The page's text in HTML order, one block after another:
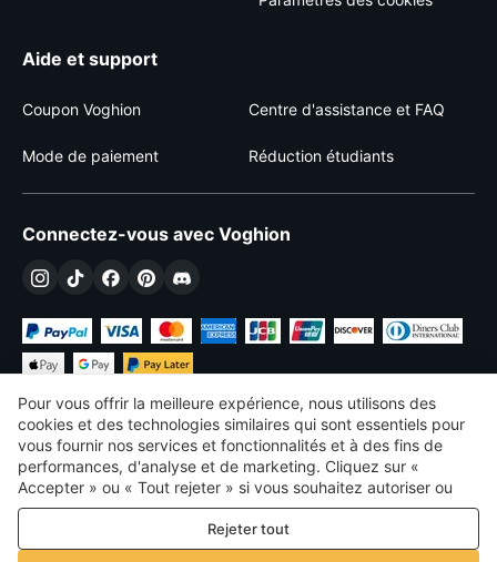
Aide et support
Coupon Voghion Centre d'assistance et FAQ
Mode de paiement Réduction étudiants
Connectez-vous avec Voghion
€ EUR France
©2026 Voghion
termes et conditions
Politique de confidentialité et de cookies
Pour vous offrir la meilleure expérience, nous utilisons des
cookies et des technologies similaires qui sont essentiels pour
vous fournir nos services et fonctionnalités et à des fins de
performances, d'analyse et de marketing. Cliquez sur «
Accepter » ou « Tout rejeter » si vous souhaitez autoriser ou
refuser tout. cookies à des fins de performance, d’analyse et
de marketing. Pour plus de détails, consultez notre
confidentialité et de cookies
Rejeter tout